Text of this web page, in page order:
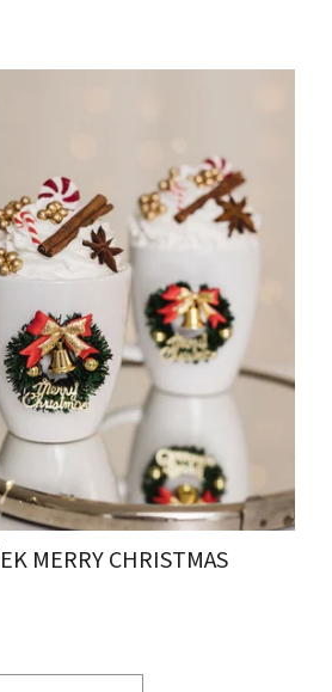
MERRY CHRISTMAS